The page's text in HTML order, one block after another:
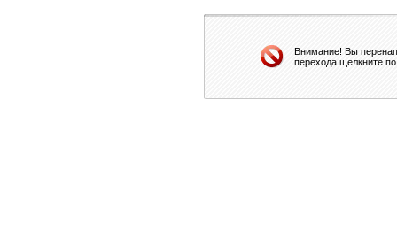
Внимание! Вы
перехода щелкните